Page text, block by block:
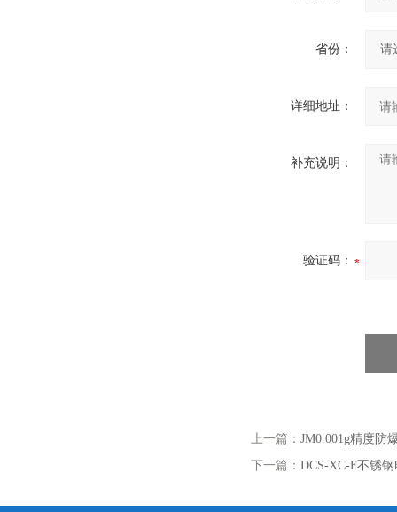
省份：
详细地址：
补充说明：
验证码：
上一篇： JM0.001g精度防
下一篇： DCS-XC-F不锈